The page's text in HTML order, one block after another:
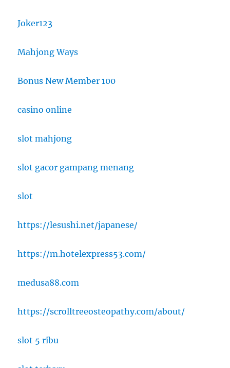
Joker123
Mahjong Ways
Bonus New Member 100
casino online
slot mahjong
slot gacor gampang menang
slot
https://lesushi.net/japanese/
https://m.hotelexpress53.com/
medusa88.com
https://scrolltreeosteopathy.com/about/
slot 5 ribu